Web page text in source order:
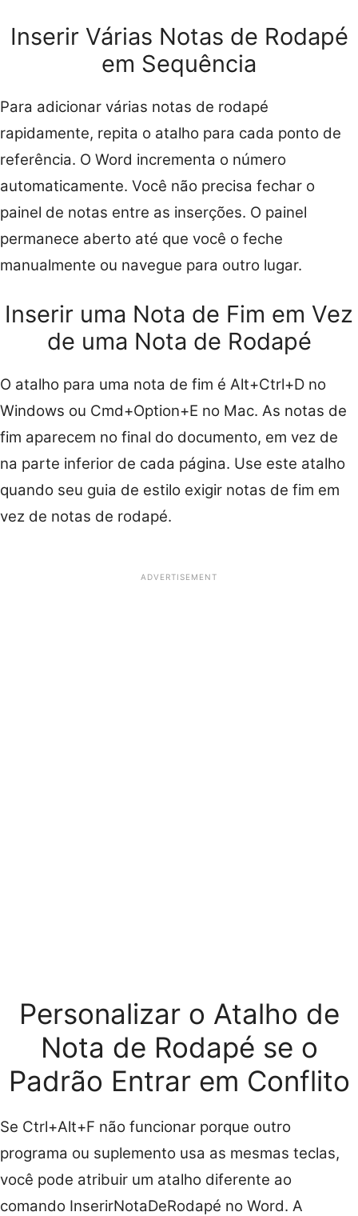
Inserir Várias Notas de Rodapé
em Sequência
Para adicionar várias notas de rodapé
rapidamente, repita o atalho para cada ponto de
referência. O Word incrementa o número
automaticamente. Você não precisa fechar o
painel de notas entre as inserções. O painel
permanece aberto até que você o feche
manualmente ou navegue para outro lugar.
Inserir uma Nota de Fim em Vez
de uma Nota de Rodapé
O atalho para uma nota de fim é Alt+Ctrl+D no
Windows ou Cmd+Option+E no Mac. As notas de
fim aparecem no final do documento, em vez de
na parte inferior de cada página. Use este atalho
quando seu guia de estilo exigir notas de fim em
vez de notas de rodapé.
ADVERTISEMENT
Personalizar o Atalho de
Nota de Rodapé se o
Padrão Entrar em Conflito
Se Ctrl+Alt+F não funcionar porque outro
programa ou suplemento usa as mesmas teclas,
você pode atribuir um atalho diferente ao
comando InserirNotaDeRodapé no Word. A